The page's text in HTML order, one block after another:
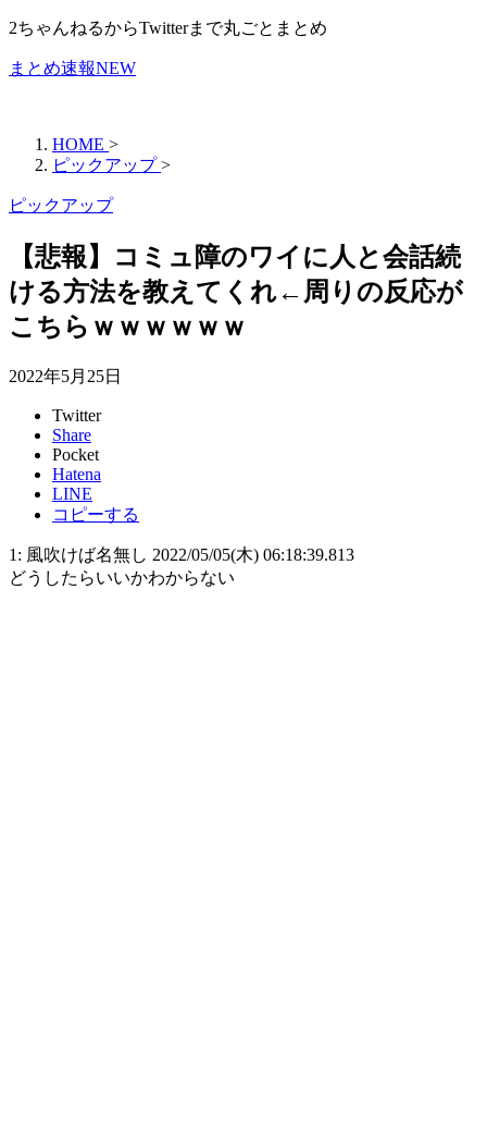
2ちゃんねるからTwitterまで丸ごとまとめ
まとめ速報NEW
HOME >
ピックアップ >
ピックアップ
【悲報】コミュ障のワイに人と会話続
ける方法を教えてくれ←周りの反応が
こちらｗｗｗｗｗｗ
2022年5月25日
Twitter
Share
Pocket
Hatena
LINE
コピーする
1: 風吹けば名無し 2022/05/05(木) 06:18:39.813
どうしたらいいかわからない